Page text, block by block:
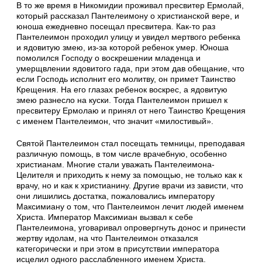
В то же время в Никомидии проживал пресвитер Ермолай,
который рассказал Пантелеимону о христианской вере, и
юноша ежедневно посещал пресвитера. Как-то раз
Пантелеимон проходил улицу и увидел мертвого ребенка
и ядовитую змею, из-за которой ребенок умер. Юноша
помолился Господу о воскрешении младенца и
умерщвлении ядовитого гада, при этом дав обещание, что
если Господь исполнит его молитву, он примет Таинство
Крещения. На его глазах ребенок воскрес, а ядовитую
змею разнесло на куски. Тогда Пантелеимон пришел к
пресвитеру Ермолаю и принял от него Таинство Крещения
с именем Пантелеимон, что значит «милостивый».
Святой Пантелеимон стал посещать темницы, преподавая
различную помощь, в том числе врачебную, особенно
христианам. Многие стали уважать Пантелеимона-
Целителя и приходить к нему за помощью, не только как к
врачу, но и как к христианину. Другие врачи из зависти, что
они лишились достатка, пожаловались императору
Максимиану о том, что Пантелеимон лечит людей именем
Христа. Император Максимиан вызвал к себе
Пантелеимона, уговаривал опровергнуть донос и принести
жертву идолам, на что Пантелеимон отказался
категорически и при этом в присутствии императора
исцелил одного расслабленного именем Христа.